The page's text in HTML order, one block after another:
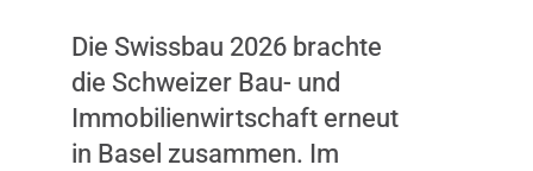
Die Swissbau 2026 brachte
die Schweizer Bau- und
Immobilienwirtschaft erneut
in Basel zusammen. Im
ANZEIGEN